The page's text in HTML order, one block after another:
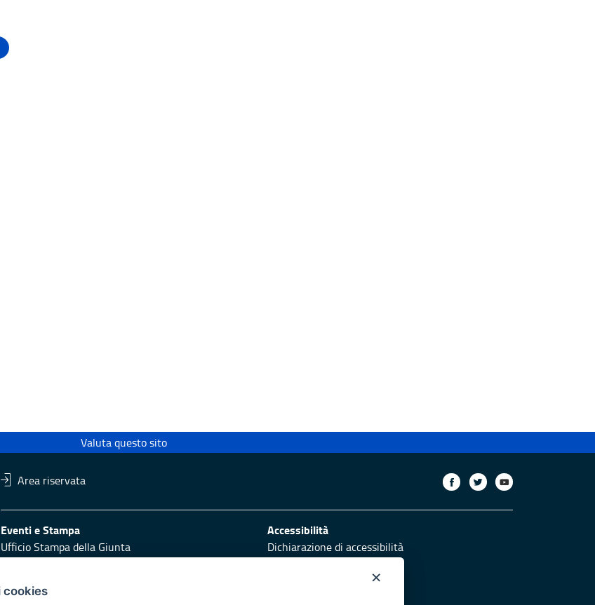
Valuta questo sito
Area riservata
Eventi e Stampa
Ufficio Stampa della Giunta
Press Regione
Accessibilità
Dichiarazione di accessibilità
Obiettivi di accessibilità
×
cookies